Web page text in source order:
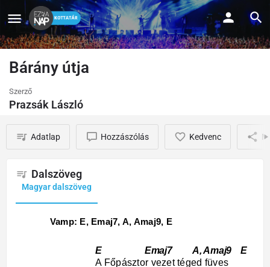
Bárány útja
Szerző
Prazsák László
Adatlap Hozzászólás Kedvenc
Dalszöveg
Magyar dalszöveg
Vamp: E, Emaj7, A, Amaj9, E
E Emaj7 A, Amaj9 E
A Főpásztor vezet téged füves